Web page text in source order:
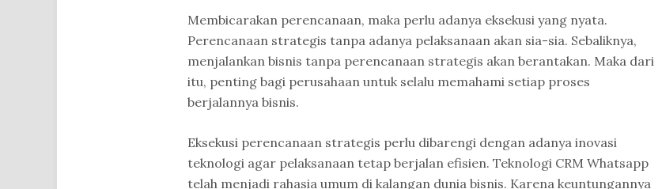
Membicarakan perencanaan, maka perlu adanya eksekusi yang nyata.
Perencanaan strategis tanpa adanya pelaksanaan akan sia-sia. Sebaliknya,
menjalankan bisnis tanpa perencanaan strategis akan berantakan. Maka dari
itu, penting bagi perusahaan untuk selalu memahami setiap proses
berjalannya bisnis.
Eksekusi perencanaan strategis perlu dibarengi dengan adanya inovasi
teknologi agar pelaksanaan tetap berjalan efisien. Teknologi CRM Whatsapp
telah menjadi rahasia umum di kalangan dunia bisnis. Karena keuntungannya